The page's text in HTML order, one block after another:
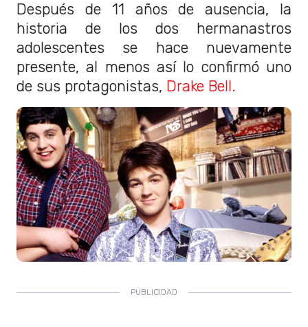
Después de 11 años de ausencia, la
historia de los dos hermanastros
adolescentes se hace nuevamente
presente, al menos así lo confirmó uno
de sus protagonistas, Drake Bell.